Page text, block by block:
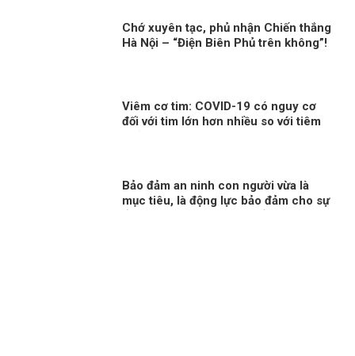
Chớ xuyên tạc, phủ nhận Chiến thắng
Hà Nội – “Điện Biên Phủ trên không”!
Viêm cơ tim: COVID-19 có nguy cơ
đối với tim lớn hơn nhiều so với tiêm
Bảo đảm an ninh con người vừa là
mục tiêu, là động lực bảo đảm cho sự